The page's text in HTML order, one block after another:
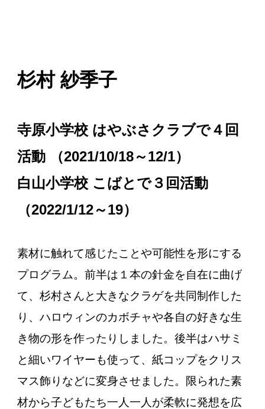
杉村 紗季子
寺原小学校 はやぶさクラブで４回
活動 （2021/10/18～12/1）
白山小学校 こばとで３回活動
（2022/1/12～19）
素材に触れて感じたことや可能性を形にする
プログラム。前半は１本の針金を自在に曲げ
て、杉村さんと大きなクラゲを共同制作した
り、ハロウィンのカボチャや各自の好きな生
き物の形を作ったりしました。後半はハサミ
と細いワイヤーも使って、紙コップをクリス
マス飾りなどに変身させました。限られた素
材から子どもたち一人一人が柔軟に発想を広